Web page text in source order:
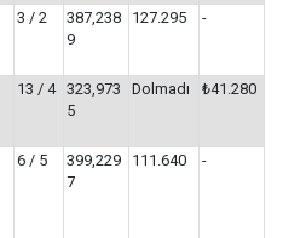
3 / 2
387,238
9
127.295 -
13 / 4 323,973
5
Dolmadı ₺41.280
6 / 5
399,229
7
111.640 -